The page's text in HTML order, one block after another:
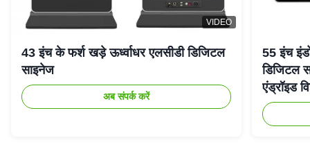
VIDEO
43 इंच के फर्श खड़े ऊर्ध्वाधर एलसीडी डिजिटल
साइनेज
अब संपर्क करें
55 इंच
डिजिटल
एंड्रॉइड